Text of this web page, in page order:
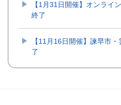
【1月31日開催】オンライ
終了
【11月16日開催】諫早市
了